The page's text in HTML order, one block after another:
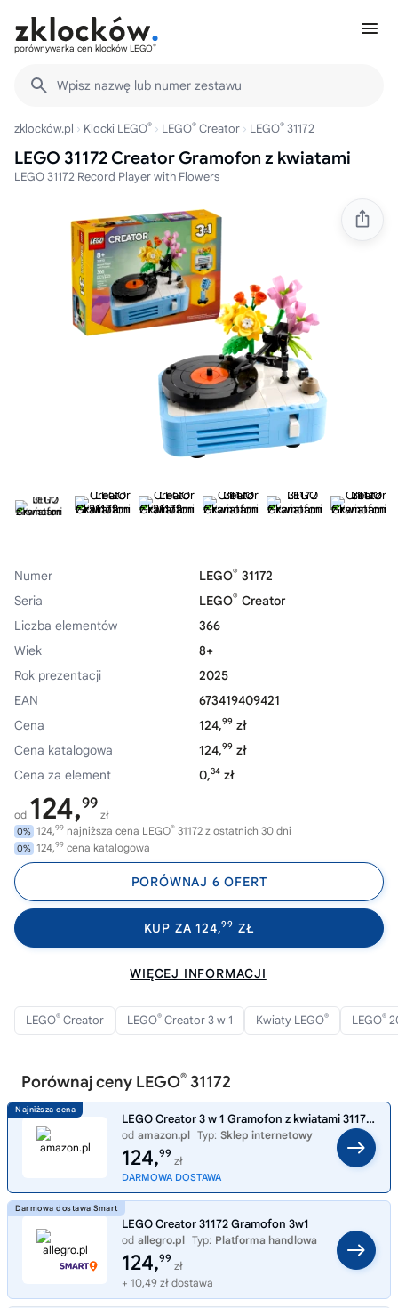
porównywarka cen klocków LEGO®
Wpisz nazwę lub numer zestawu
zklocków.pl Klocki LEGO® LEGO® Creator LEGO® 31172
LEGO 31172 Creator Gramofon z kwiatami
LEGO 31172 Record Player with Flowers
Numer LEGO® 31172
Seria
LEGO® Creator
Liczba elementów
366
Wiek
8+
Rok prezentacji
2025
EAN
673419409421
Cena
124,99 zł
Cena katalogowa
124,99 zł
Cena za element
0,34 zł
od 124,99
zł
0% 124,99 najniższa cena LEGO® 31172 z ostatnich 30 dni
0% 124,99 cena katalogowa
PORÓWNAJ 6 OFERT
KUP ZA 124,99 ZŁ
WIĘCEJ INFORMACJI
LEGO® Creator LEGO® Creator 3 w 1 Kwiaty LEGO® LEGO®
Porównaj ceny LEGO® 31172
LEGO Creator 3 w 1 Gramofon z kwiatami 31172 | Zestaw klocków konstrukcyjnych, gramofon do przebudowy na radio lub mikro
od amazon.pl Typ: Sklep internetowy
124,99
zł
DARMOWA DOSTAWA
LEGO Creator 31172 Gramofon 3w1
od allegro.pl Typ: Platforma handlowa
124,99
zł
+ 10,49 zł dostawa